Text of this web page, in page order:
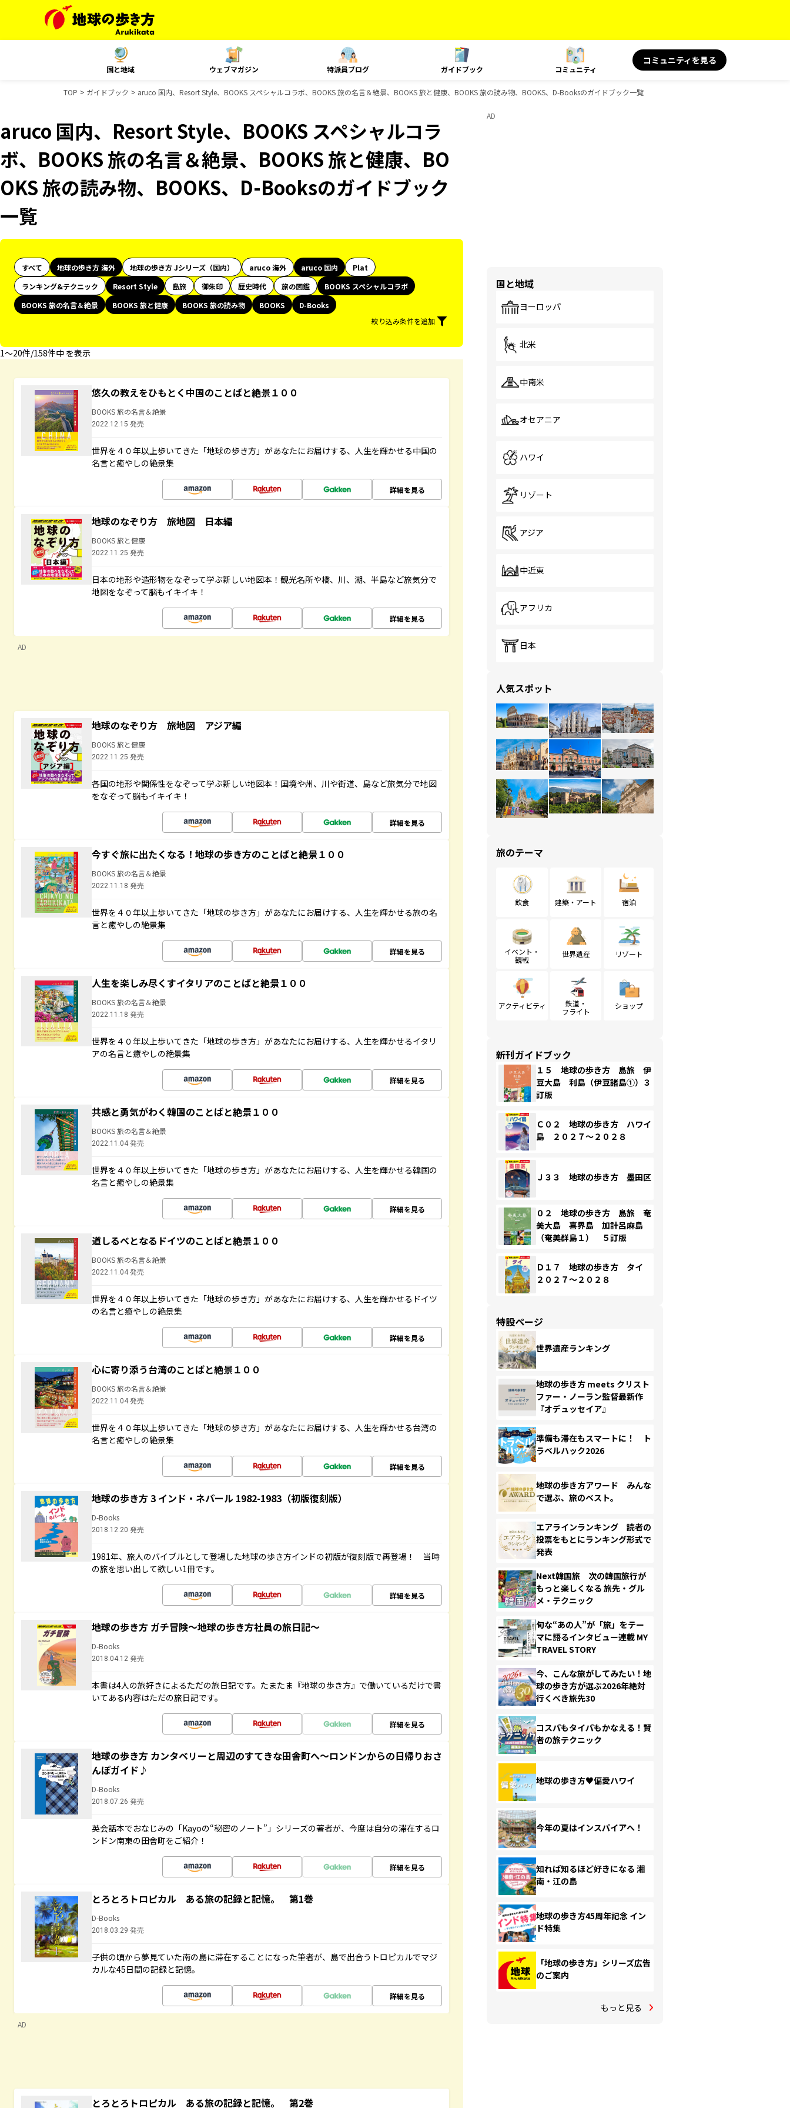
国と地域 ウェブマガジン 特派員ブログ ガイドブック コミュニティ
コミュニティを見る
TOP ガイドブック aruco 国内、Resort Style、BOOKS スペシャルコラボ、BOOKS 旅の名言＆絶景、BOOKS 旅と健康、BOOKS 旅の読み物、BOOKS、D-Booksのガイドブック一覧
aruco 国内、Resort Style、BOOKS スペシャルコラ
ボ、BOOKS 旅の名言＆絶景、BOOKS 旅と健康、BO
OKS 旅の読み物、BOOKS、D-Booksのガイドブック
一覧
すべて 地球の歩き方 海外 地球の歩き方 Jシリーズ（国内） aruco 海外 aruco 国内
Plat
ランキング&テクニック
Resort Style 島旅 御朱印 歴史時代 旅の図鑑
BOOKS スペシャルコラボ
BOOKS 旅の名言＆絶景
BOOKS 旅と健康 BOOKS 旅の読み物 BOOKS
D-Books
絞り込み条件を追加
1〜20件/158件中 を表示
悠久の教えをひもとく中国のことばと絶景１００
BOOKS 旅の名言＆絶景
2022.12.15 発売
世界を４０年以上歩いてきた「地球の歩き方」があなたにお届けする、人生を輝かせる中国の
名言と癒やしの絶景集
詳細を見る
地球のなぞり方 旅地図 日本編
BOOKS 旅と健康
2022.11.25 発売
日本の地形や造形物をなぞって学ぶ新しい地図本！観光名所や橋、川、湖、半島など旅気分で
地図をなぞって脳もイキイキ！
詳細を見る
AD
地球のなぞり方 旅地図 アジア編
BOOKS 旅と健康
2022.11.25 発売
各国の地形や関係性をなぞって学ぶ新しい地図本！国境や州、川や街道、島など旅気分で地図
をなぞって脳もイキイキ！
詳細を見る
今すぐ旅に出たくなる！地球の歩き方のことばと絶景１００
BOOKS 旅の名言＆絶景
2022.11.18 発売
世界を４０年以上歩いてきた「地球の歩き方」があなたにお届けする、人生を輝かせる旅の名
言と癒やしの絶景集
詳細を見る
人生を楽しみ尽くすイタリアのことばと絶景１００
BOOKS 旅の名言＆絶景
2022.11.18 発売
世界を４０年以上歩いてきた「地球の歩き方」があなたにお届けする、人生を輝かせるイタリ
アの名言と癒やしの絶景集
詳細を見る
共感と勇気がわく韓国のことばと絶景１００
BOOKS 旅の名言＆絶景
2022.11.04 発売
世界を４０年以上歩いてきた「地球の歩き方」があなたにお届けする、人生を輝かせる韓国の
名言と癒やしの絶景集
詳細を見る
道しるべとなるドイツのことばと絶景１００
BOOKS 旅の名言＆絶景
2022.11.04 発売
世界を４０年以上歩いてきた「地球の歩き方」があなたにお届けする、人生を輝かせるドイツ
の名言と癒やしの絶景集
詳細を見る
心に寄り添う台湾のことばと絶景１００
BOOKS 旅の名言＆絶景
2022.11.04 発売
世界を４０年以上歩いてきた「地球の歩き方」があなたにお届けする、人生を輝かせる台湾の
名言と癒やしの絶景集
詳細を見る
地球の歩き方 3 インド・ネパール 1982-1983（初版復刻版）
D-Books
2018.12.20 発売
1981年、旅人のバイブルとして登場した地球の歩き方インドの初版が復刻版で再登場！ 当時
の旅を思い出して欲しい1冊です。
詳細を見る
地球の歩き方 ガチ冒険～地球の歩き方社員の旅日記～
D-Books
2018.04.12 発売
本書は4人の旅好きによるただの旅日記です。たまたま『地球の歩き方』で働いているだけで書
いてある内容はただの旅日記です。
詳細を見る
地球の歩き方 カンタベリーと周辺のすてきな田舎町へ～ロンドンからの日帰りおさ
んぽガイド♪
D-Books
2018.07.26 発売
英会話本でおなじみの「Kayoの“秘密のノート”」シリーズの著者が、今度は自分の滞在するロ
ンドン南東の田舎町をご紹介！
詳細を見る
とろとろトロピカル ある旅の記録と記憶。 第1巻
D-Books
2018.03.29 発売
子供の頃から夢見ていた南の島に滞在することになった筆者が、島で出合うトロピカルでマジ
カルな45日間の記録と記憶。
詳細を見る
AD
とろとろトロピカル ある旅の記録と記憶。 第2巻
AD
国と地域
ヨーロッパ
北米
中南米
オセアニア
ハワイ
リゾート
アジア
中近東
アフリカ
日本
人気スポット
旅のテーマ
飲食 建築・アート 宿泊
イベント・
観戦
世界遺産 リゾート
アクティビティ
鉄道・
フライト
ショップ
新刊ガイドブック
１５ 地球の歩き方 島旅 伊
豆大島 利島（伊豆諸島①）３
訂版
Ｃ０２ 地球の歩き方 ハワイ
島 ２０２７～２０２８
Ｊ３３ 地球の歩き方 墨田区
０２ 地球の歩き方 島旅 奄
美大島 喜界島 加計呂麻島
（奄美群島１） ５訂版
Ｄ１７ 地球の歩き方 タイ
２０２７～２０２８
特設ページ
世界遺産ランキング
地球の歩き方 meets クリスト
ファー・ノーラン監督最新作
『オデュッセイア』
準備も滞在もスマートに！ ト
ラベルハック2026
地球の歩き方アワード みんな
で選ぶ、旅のベスト。
エアラインランキング 読者の
投票をもとにランキング形式で
発表
Next韓国旅 次の韓国旅行が
もっと楽しくなる 旅先・グル
メ・テクニック
旬な“あの人”が「旅」をテー
マに語るインタビュー連載 MY
TRAVEL STORY
今、こんな旅がしてみたい！地
球の歩き方が選ぶ2026年絶対
行くべき旅先30
コスパもタイパもかなえる！賢
者の旅テクニック
地球の歩き方♥偏愛ハワイ
今年の夏はインスパイアへ！
知れば知るほど好きになる 湘
南・江の島
地球の歩き方45周年記念 イン
ド特集
「地球の歩き方」シリーズ広告
のご案内
もっと見る